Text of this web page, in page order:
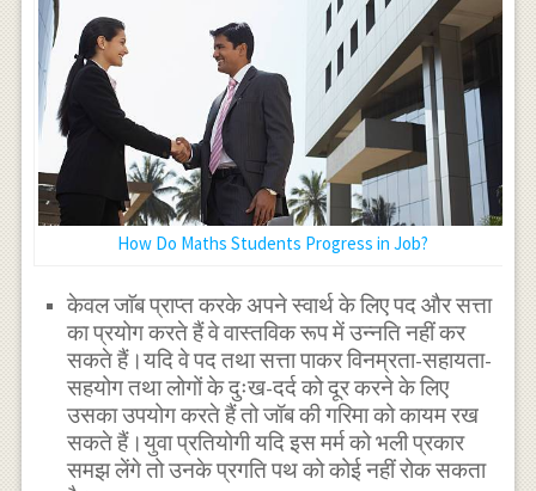
How Do Maths Students Progress in Job?
केवल जाॅब प्राप्त करके अपने स्वार्थ के लिए पद और सत्ता
का प्रयोग करते हैं वे वास्तविक रूप में उन्नति नहीं कर
सकते हैं।यदि वे पद तथा सत्ता पाकर विनम्रता-सहायता-
सहयोग तथा लोगों के दुःख-दर्द को दूर करने के लिए
उसका उपयोग करते हैं तो जॉब की गरिमा को कायम रख
सकते हैं।युवा प्रतियोगी यदि इस मर्म को भली प्रकार
समझ लेंगे तो उनके प्रगति पथ को कोई नहीं रोक सकता